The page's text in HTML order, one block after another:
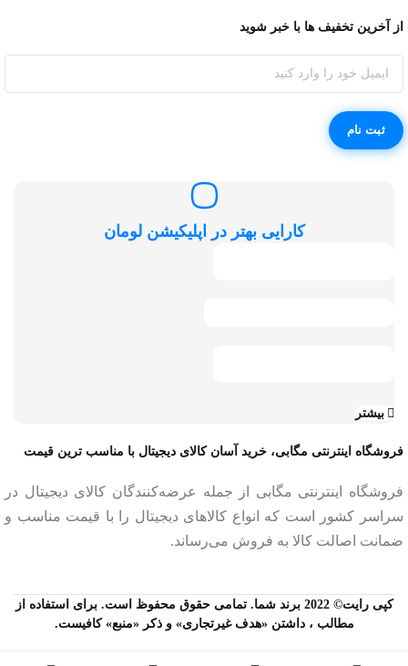
از آخرین تخفیف ها با خبر شوید
کارایی بهتر در اپلیکیشن لومان
بیشتر
فروشگاه اینترنتی مگابی، خرید آسان کالای دیجیتال با مناسب ترین قیمت
فروشگاه اینترنتی مگابی از جمله عرضه‌کنندگان کالای دیجیتال در
سراسر کشور است که انواع کالاهای دیجیتال را با قیمت مناسب و
ضمانت اصالت کالا به فروش می‌رساند.
کپی رایت© 2022 برند شما. تمامی حقوق محفوظ است. برای استفاده از
مطالب ، داشتن «هدف غیرتجاری» و ذکر «منبع» کافیست.